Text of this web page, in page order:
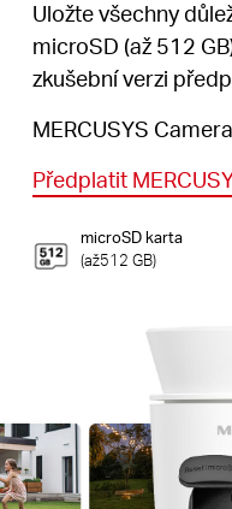
Uložte všechny
microSD (až 512
zkušební verzi
MERCUSYS
Předplatit
microSD karta
(až512 GB)